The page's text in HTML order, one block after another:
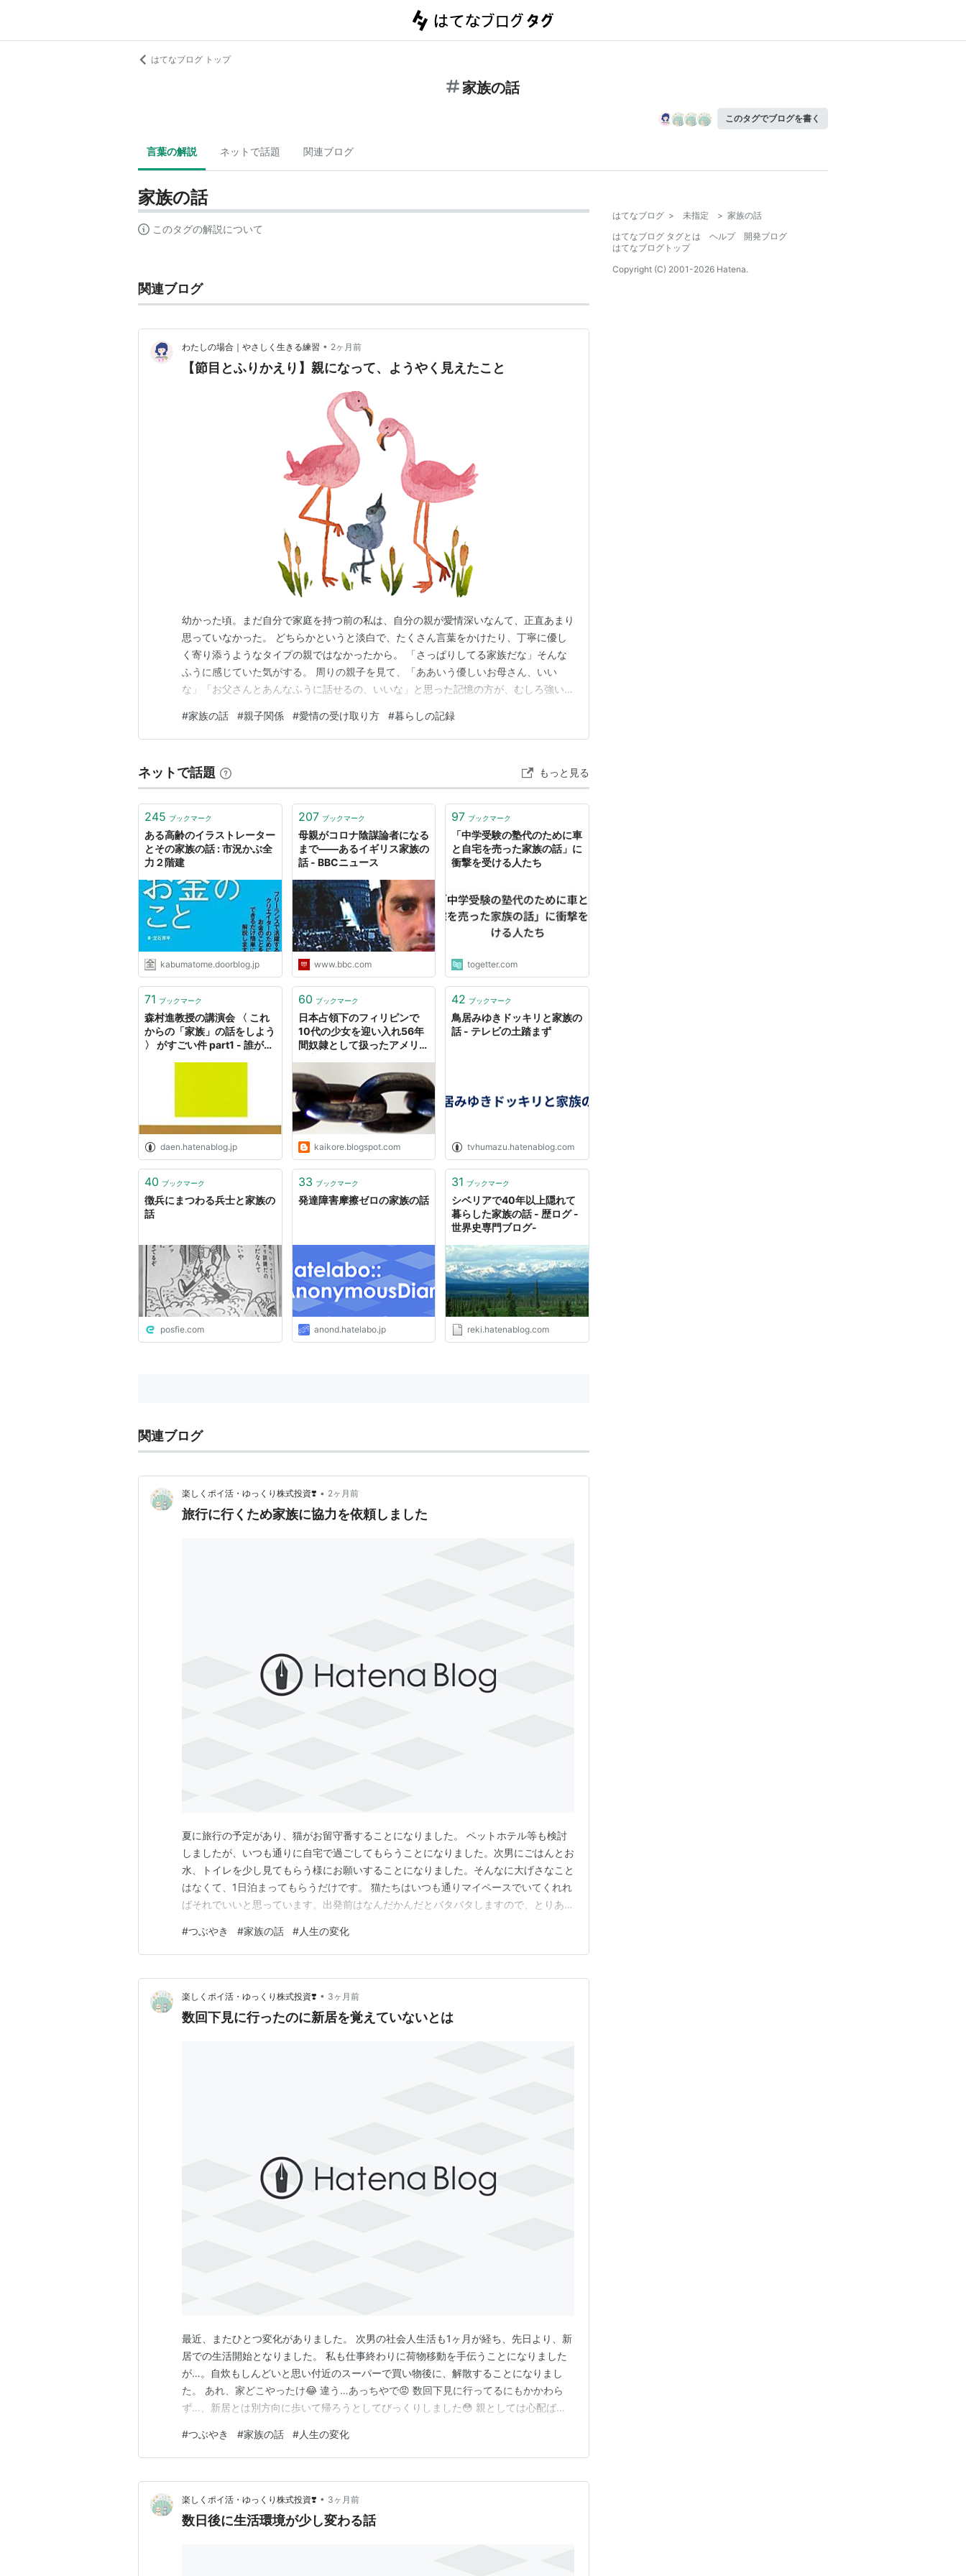
はてなブログ トップ
家族の話
このタグでブログを書く
言葉の解説 ネットで話題 関連ブログ
家族の話
このタグの解説について
関連ブログ
わたしの場合｜やさしく生きる練習 • 2ヶ月前
【節目とふりかえり】親になって、ようやく見えたこと
幼かった頃。まだ自分で家庭を持つ前の私は、自分の親が愛情深いなんて、正直あまり
思っていなかった。 どちらかというと淡白で、たくさん言葉をかけたり、丁寧に優し
く寄り添うようなタイプの親ではなかったから。 「さっぱりしてる家族だな」そんな
ふうに感じていた気がする。 周りの親子を見て、「ああいう優しいお母さん、いい
な」「お父さんとあんなふうに話せるの、いいな」と思った記憶の方が、むしろ強い。
も今、私は子どもを育てる側になって、気づけば、「子どもを支えながら生活してい
る」そんな感覚で毎日を送っている。 最近になって、「あれ…
#家族の話 #親子関係 #愛情の受け取り方 #暮らしの記録
ネットで話題 もっと見る
245 ブックマーク
ある高齢のイラストレーター
とその家族の話 : 市況かぶ全
力２階建
kabumatome.doorblog.jp
207 ブックマーク
母親がコロナ陰謀論者になる
まで――あるイギリス家族の
話 - BBCニュース
www.bbc.com
97 ブックマーク
「中学受験の塾代のために車
と自宅を売った家族の話」に
衝撃を受ける人たち
togetter.com
71 ブックマーク
森村進教授の講演会 〈 これ
からの「家族」の話をしよう
〉 がすごい件 part1 - 誰が得
daen.hatenablog.jp
60 ブックマーク
日本占領下のフィリピンで
10代の少女を迎い入れ56年
間奴隷として扱ったアメリカ
カで最も注目された記事の翻
訳と海外の反応。
kaikore.blogspot.com
42 ブックマーク
鳥居みゆきドッキリと家族の
話 - テレビの土踏まず
tvhumazu.hatenablog.com
40 ブックマーク
徴兵にまつわる兵士と家族の
話
posfie.com
33 ブックマーク
発達障害摩擦ゼロの家族の話
anond.hatelabo.jp
31 ブックマーク
シベリアで40年以上隠れて
暮らした家族の話 - 歴ログ -
世界史専門ブログ-
reki.hatenablog.com
関連ブログ
楽しくポイ活・ゆっくり株式投資❣️ • 2ヶ月前
旅行に行くため家族に協力を依頼しました
夏に旅行の予定があり、猫がお留守番することになりました。 ペットホテル等も検討
しましたが、いつも通りに自宅で過ごしてもらうことになりました。次男にごはんとお
水、トイレを少し見てもらう様にお願いすることになりました。そんなに大げさなこと
はなくて、1日泊まってもらうだけです。 猫たちはいつも通りマイペースでいてくれれ
ばそれでいいと思っています。出発前はなんだかんだとバタバタしますので、とりあえ
謝礼ありですが詳細は割愛します🙇‍♀️ (PR)当ブログはアフィリエイト広告を含みます ※
この記事の一部内容にはChatGPTを使…
#つぶやき #家族の話 #人生の変化
楽しくポイ活・ゆっくり株式投資❣️ • 3ヶ月前
数回下見に行ったのに新居を覚えていないとは
最近、またひとつ変化がありました。 次男の社会人生活も1ヶ月が経ち、先日より、新
居での生活開始となりました。 私も仕事終わりに荷物移動を手伝うことになりました
が…。自炊もしんどいと思い付近のスーパーで買い物後に、解散することになりまし
た。 あれ、家どこやったけ😂 違う…あっちやで😡 数回下見に行ってるにもかかわら
ず…、新居とは別方向に歩いて帰ろうとしてびっくりしました😳 親としては心配ばか
のかも気になるこの頃です😭。少しずつ変化を感じることが増えていきそうです。
(PR)当ブログはアフィリエイト広告を含みます ※この…
#つぶやき #家族の話 #人生の変化
楽しくポイ活・ゆっくり株式投資❣️ • 3ヶ月前
数日後に生活環境が少し変わる話
はてなブログ > 未指定 > 家族の話
はてなブログ タグとは
ヘルプ
開発ブログ
はてなブログトップ
Copyright (C) 2001-2026 Hatena.